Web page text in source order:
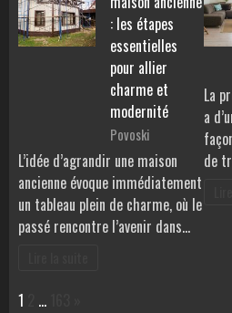
: les étapes
essentielles
pour allier
charme et
modernité
Povoski
L’idée d’agrandir une maison
ancienne évoque immédiatement
un tableau plein de charme, où le
passé rencontre l’avenir dans…
La
a
de
Page:
1 …